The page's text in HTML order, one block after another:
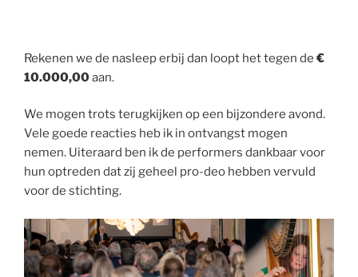
Rekenen we de nasleep erbij dan loopt het tegen de €
10.000,00aan.
We mogen trots terugkijken op een bijzondere avond.
Vele goede reacties heb ik in ontvangst mogen
nemen. Uiteraard ben ik de performers dankbaar voor
hun optreden dat zij geheel pro-deo hebben vervuld
voor de stichting.